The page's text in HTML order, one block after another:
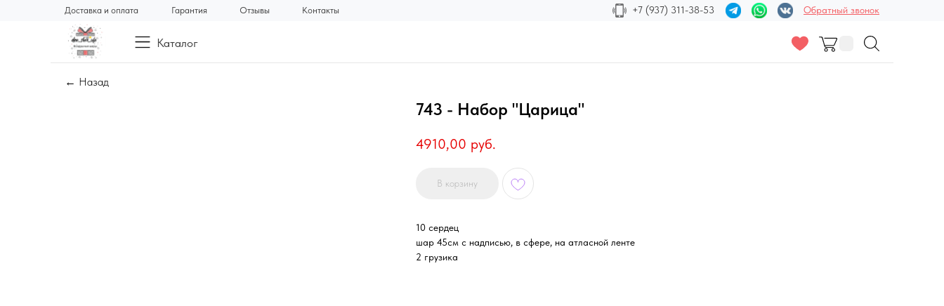
Отзывы Обратный звонок
+7 (937) 311-38-53
Контакты
Гарантия
Доставка и оплата
Каталог
← Назад
743 - Набор "Царица"
4910,00 руб.
В корзину
10 сердец
шар 45см с надписью, в сфере, на атласной ленте
2 грузика